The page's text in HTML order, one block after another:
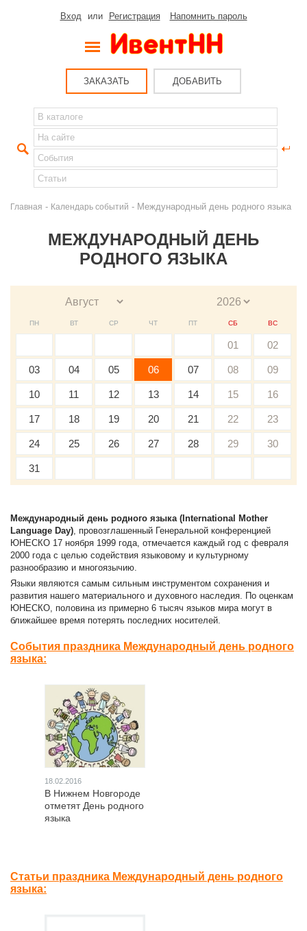
Вход или Регистрация Напомнить пароль
ЗАКАЗАТЬ ДОБАВИТЬ
Главная - Календарь событий - Международный день родного языка
МЕЖДУНАРОДНЫЙ ДЕНЬ
РОДНОГО ЯЗЫКА
ПН ВТ СР ЧТ ПТ СБ ВС
01 02
03 04 05 06 07 08 09
10 11 12 13 14 15 16
17 18 19 20 21 22 23
24 25 26 27 28 29 30
31
Международный день родного языка (International Mother
Language Day), провозглашенный Генеральной конференцией
ЮНЕСКО 17 ноября 1999 года, отмечается каждый год с февраля
2000 года с целью содействия языковому и культурному
разнообразию и многоязычию.
Языки являются самым сильным инструментом сохранения и
развития нашего материального и духовного наследия. По оценкам
ЮНЕСКО, половина из примерно 6 тысяч языков мира могут в
ближайшее время потерять последних носителей.
События праздника Международный день родного
языка:
18.02.2016
В Нижнем Новгороде
отметят День родного
языка
Статьи праздника Международный день родного
языка: